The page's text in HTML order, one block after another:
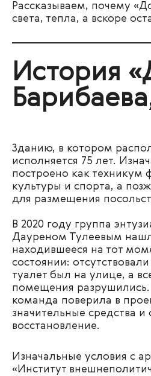
Рассказываем, почему
света, тепла, а вскоре
История
Зданию, в котором
исполняется 75 лет.
построено как техникум
культуры и спорта, а
для размещения
В 2020 году группа
Дауреном Тулеевым
находившееся на тот
состоянии:
туалет был на улице, а
помещения разрушились.
команда поверила в
значительные средства и
восстановление.
Изначальные условия с
«Институт